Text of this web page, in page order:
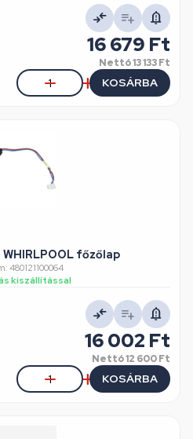
16 679 Ft
Nettó13 133 Ft
KOSÁRBA
főzőlap
480121100064
kiszállítással
16 002 Ft
Nettó12 600 Ft
KOSÁRBA